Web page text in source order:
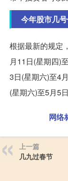
今年股市几
根据最新的规定
月11日(星期四)
3日(星期六)至4
(星期六)至5月5
网络
上一篇
几九过春节